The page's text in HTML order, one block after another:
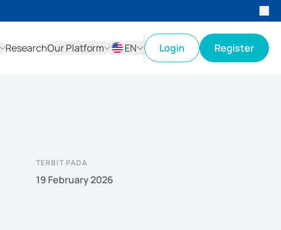
ResearchOur Platform
EN
Login Register
TERBIT PADA
19 February 2026